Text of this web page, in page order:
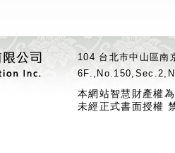
104 台北市中山區
本網站智慧財產權
未經正式書面授權